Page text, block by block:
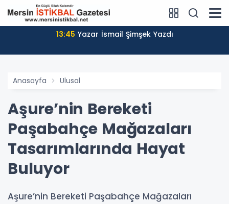
13:45 Yazar İsmail Şimşek Yazdı
Anasayfa Ulusal
Aşure’nin Bereketi
Paşabahçe Mağazaları
Tasarımlarında Hayat
Buluyor
Aşure’nin Bereketi Paşabahçe Mağazaları